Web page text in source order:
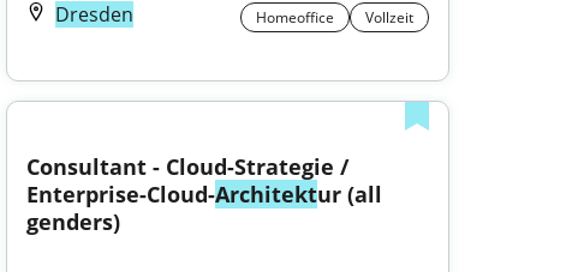
Dresden
Homeoffice Vollzeit
Consultant - Cloud-Strategie /
Enterprise-Cloud-Architektur (all
genders)